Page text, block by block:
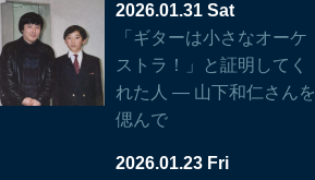
2026.01.31 Sat
「ギターは小さなオーケ
ストラ！」と証明してく
れた人 — 山下和仁さんを
偲んで
2026.01.23 Fri